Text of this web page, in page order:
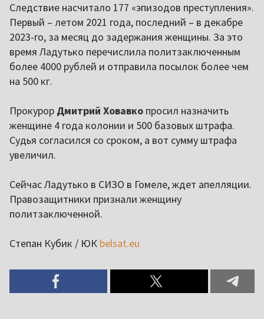
Следствие насчитало 177 «эпизодов преступления».
Первый – летом 2021 года, последний – в декабре
2023-го, за месяц до задержания женщины. За это
время Ладутько перечислила политзаключенным
более 4000 рублей и отправила посылок более чем
на 500 кг.
Прокурор Дмитрий Ховавко просил назначить
женщине 4 года колонии и 500 базовых штрафа.
Судья согласился со сроком, а вот сумму штрафа
увеличил.
Сейчас Ладутько в СИЗО в Гомеле, ждет апелляции.
Правозащитники признали женщину
политзаключенной.
Степан Кубик / ЮК belsat.eu